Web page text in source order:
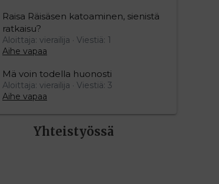
Raisa Räisäsen katoaminen, sienistä
ratkaisu?
Aloittaja: vierailija
Viestiä: 1
Aihe vapaa
Mä voin todella huonosti
Aloittaja: vierailija
Viestiä: 3
Aihe vapaa
Yhteistyössä